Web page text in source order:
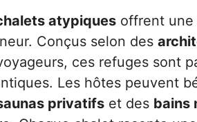
atypiques offrent
Conçus selon des
ces refuges sont
Les hôtes peuvent
privatifs et des bains